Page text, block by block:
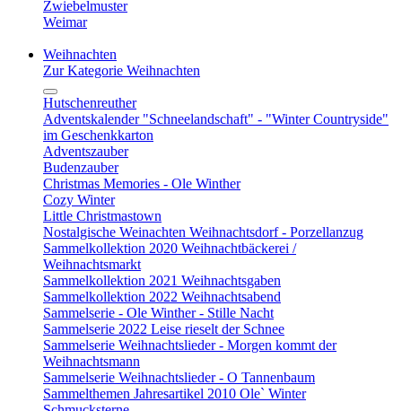
Zwiebelmuster
Weimar
Weihnachten
Zur Kategorie Weihnachten
Hutschenreuther
Adventskalender "Schneelandschaft" - "Winter Countryside"
im Geschenkkarton
Adventszauber
Budenzauber
Christmas Memories - Ole Winther
Cozy Winter
Little Christmastown
Nostalgische Weinachten Weihnachtsdorf - Porzellanzug
Sammelkollektion 2020 Weihnachtbäckerei /
Weihnachtsmarkt
Sammelkollektion 2021 Weihnachtsgaben
Sammelkollektion 2022 Weihnachtsabend
Sammelserie - Ole Winther - Stille Nacht
Sammelserie 2022 Leise rieselt der Schnee
Sammelserie Weihnachtslieder - Morgen kommt der
Weihnachtsmann
Sammelserie Weihnachtslieder - O Tannenbaum
Sammelthemen Jahresartikel 2010 Ole` Winter